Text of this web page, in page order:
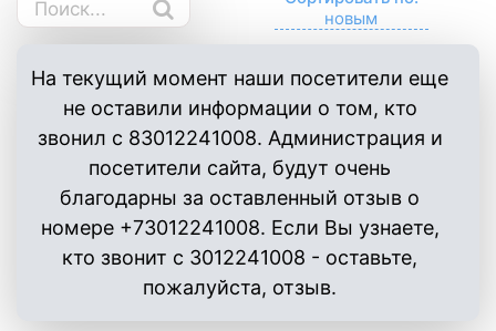
На текущий момент наши посетители еще
не оставили информации о том, кто
звонил с 83012241008. Администрация и
посетители сайта, будут очень
благодарны за оставленный отзыв о
номере +73012241008. Если Вы узнаете,
кто звонит с 3012241008 - оставьте,
пожалуйста, отзыв.